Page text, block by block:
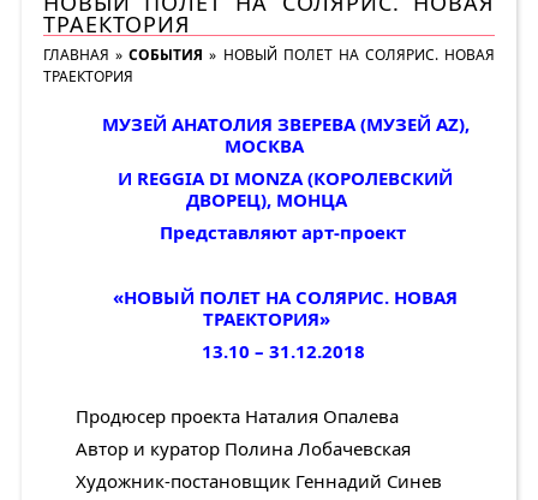
ТРАЕКТОРИЯ
ГЛАВНАЯ »СОБЫТИЯ » НОВЫЙ ПОЛЕТ НА СОЛЯРИС. НОВАЯ
ТРАЕКТОРИЯ
МУЗЕЙ АНАТОЛИЯ ЗВЕРЕВА (МУЗЕЙ AZ),
МОСКВА
И REGGIA DI MONZA (КОРОЛЕВСКИЙ
ДВОРЕЦ), МОНЦА
Представляют арт-проект
«НОВЫЙ ПОЛЕТ НА СОЛЯРИС. НОВАЯ
ТРАЕКТОРИЯ»
13.10 – 31.12.2018
Продюсер проекта Наталия Опалева
Автор и куратор Полина Лобачевская
Художник-постановщик Геннадий Синев